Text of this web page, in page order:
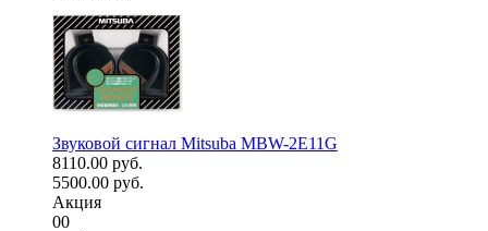
Звуковой сигнал Mitsuba MBW-2E11G
8110.00 руб.
5500.00 руб.
Акция
00